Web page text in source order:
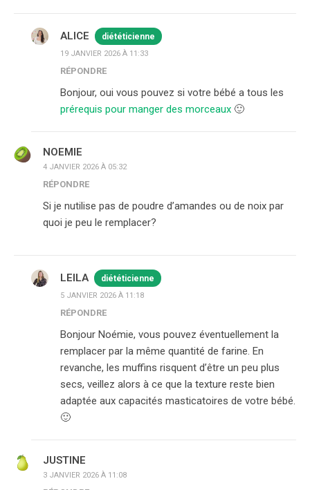
ALICE diététicienne
19 JANVIER 2026 À 11:33
RÉPONDRE
Bonjour, oui vous pouvez si votre bébé a tous les
prérequis pour manger des morceaux 🙂
NOEMIE
4 JANVIER 2026 À 05:32
RÉPONDRE
Si je nutilise pas de poudre d’amandes ou de noix par
quoi je peu le remplacer?
LEILA diététicienne
5 JANVIER 2026 À 11:18
RÉPONDRE
Bonjour Noémie, vous pouvez éventuellement la
remplacer par la même quantité de farine. En
revanche, les muffins risquent d’être un peu plus
secs, veillez alors à ce que la texture reste bien
adaptée aux capacités masticatoires de votre bébé.
🙂
JUSTINE
3 JANVIER 2026 À 11:08